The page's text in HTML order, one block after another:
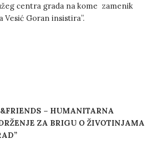
centra grada na kome zamenik
Vesić Goran insistira”.
– HUMANITARNA
ZA BRIGU O ŽIVOTINJAMA